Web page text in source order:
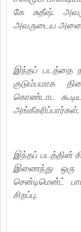
கே சுதீஷ்.
அவருடைய
இந்தப் படத்தை
குடும்பமாக
கொண்டாட
அங்கீகரிப்பார்கள்.
இந்தப் படத்தின்
இணைந்து ஒரு
சென்டிமென்ட்
சிறப்பு.